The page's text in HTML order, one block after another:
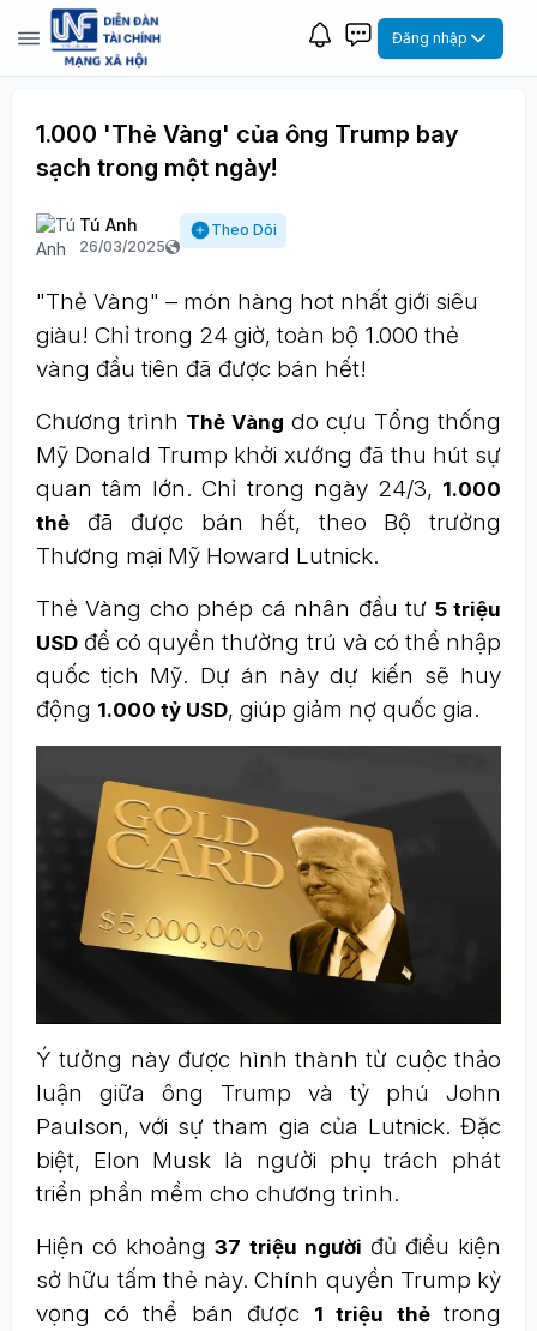
Đăng nhập
1.000 'Thẻ Vàng' của ông Trump bay
sạch trong một ngày!
Tú Anh
26/03/2025
Theo Dõi
"Thẻ Vàng" – món hàng hot nhất giới siêu
giàu! Chỉ trong 24 giờ, toàn bộ 1.000 thẻ
vàng đầu tiên đã được bán hết!
Chương trình Thẻ Vàng do cựu Tổng thống
Mỹ Donald Trump khởi xướng đã thu hút sự
quan tâm lớn. Chỉ trong ngày 24/3, 1.000
thẻ đã được bán hết, theo Bộ trưởng
Thương mại Mỹ Howard Lutnick.
Thẻ Vàng cho phép cá nhân đầu tư 5 triệu
USD để có quyền thường trú và có thể nhập
quốc tịch Mỹ. Dự án này dự kiến sẽ huy
động 1.000 tỷ USD, giúp giảm nợ quốc gia.
Ý tưởng này được hình thành từ cuộc thảo
luận giữa ông Trump và tỷ phú John
Paulson, với sự tham gia của Lutnick. Đặc
biệt, Elon Musk là người phụ trách phát
triển phần mềm cho chương trình.
Hiện có khoảng37 triệu người đủ điều kiện
sở hữu tấm thẻ này. Chính quyền Trump kỳ
vọng có thể bán được
1 triệu thẻtrong